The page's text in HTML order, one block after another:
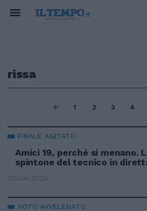
rissa
1 2 3 4
FINALE AGITATO
Amici 19, perché si menano.
spintone del tecnico in
05/04/2020
VOTO AVVELENATO